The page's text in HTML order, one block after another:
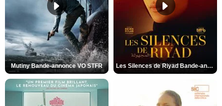
Mutiny Bande-annonce VO STFR Les Silences de Riyad Bande-annonce VO STFR